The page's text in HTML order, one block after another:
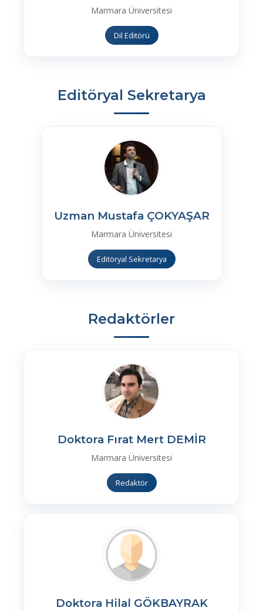
Marmara Üniversitesi
Dil Editörü
Editöryal Sekretarya
Uzman Mustafa ÇOKYAŞAR
Marmara Üniversitesi
Editöryal Sekretarya
Redaktörler
Doktora Fırat Mert DEMİR
Marmara Üniversitesi
Redaktör
Doktora Hilal GÖKBAYRAK